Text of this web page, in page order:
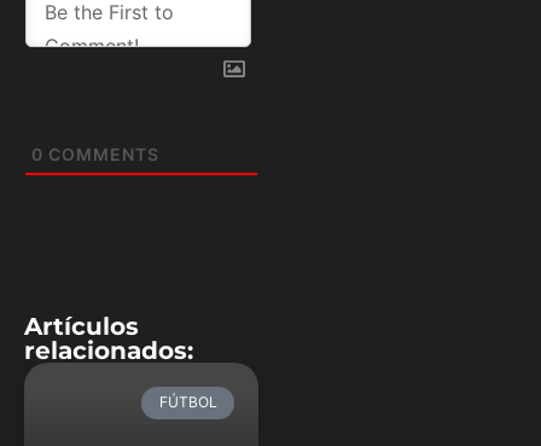
0 COMMENTS
Artículos
relacionados:
FÚTBOL